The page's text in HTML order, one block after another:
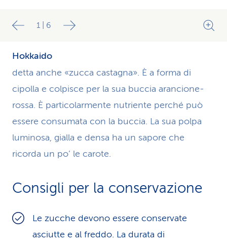
Hokkaido
detta anche «zucca castagna». È a forma di
cipolla e colpisce per la sua buccia arancione-
rossa. È particolarmente nutriente perché può
essere consumata con la buccia. La sua polpa
luminosa, gialla e densa ha un sapore che
ricorda un po’ le carote.
1 6
Consigli per la conservazione
Le zucche devono essere conservate
asciutte e al freddo. La durata di